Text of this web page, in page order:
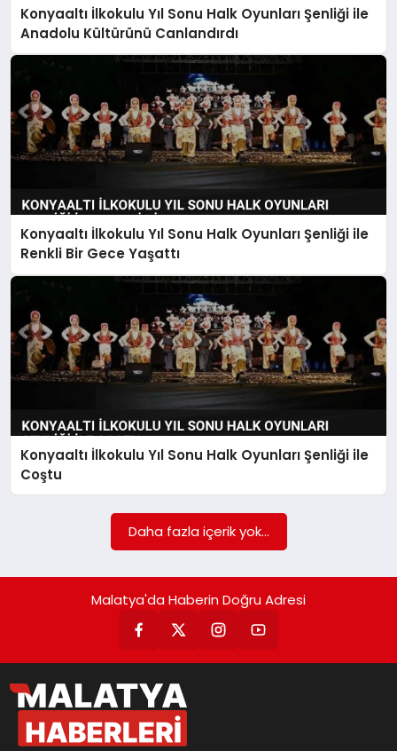
MAGAZIN
SIYASET
Konyaaltı İlkokulu Yıl Sonu Halk Oyunları Şenliği ile
Anadolu Kültürünü Canlandırdı
Konyaaltı İlkokulu Yıl Sonu Halk Oyunları Şenliği ile
Renkli Bir Gece Yaşattı
Konyaaltı İlkokulu Yıl Sonu Halk Oyunları Şenliği ile
Coştu
Daha fazla içerik yok...
Malatya'da Haberin Doğru Adresi